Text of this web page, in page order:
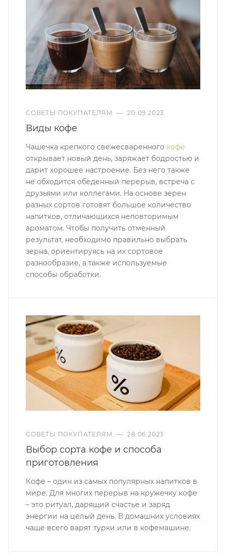
СОВЕТЫ ПОКУПАТЕЛЯМ — 20.09.2023
Виды кофе
Чашечка крепкого свежесваренного кофе
открывает новый день, заряжает бодростью и
дарит хорошее настроение. Без него также
не обходится обеденный перерыв, встреча с
друзьями или коллегами. На основе зерен
разных сортов готовят большое количество
напитков, отличающихся неповторимым
ароматом. Чтобы получить отменный
результат, необходимо правильно выбрать
зерна, ориентируясь на их сортовое
разнообразие, а также используемые
способы обработки.
СОВЕТЫ ПОКУПАТЕЛЯМ — 28.06.2023
Выбор сорта кофе и способа
приготовления
Кофе – один из самых популярных напитков в
мире. Для многих перерыв на кружечку кофе
– это ритуал, дарящий счастье и заряд
энергии на целый день. В домашних условиях
чаще всего варят турки или в кофемашине.